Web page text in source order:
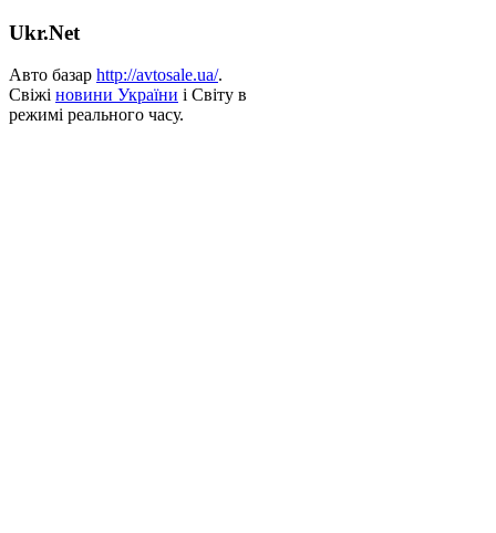
Ukr.Net
Авто базар http://avtosale.ua/.
Свіжі новини України і Світу в
режимі реального часу.